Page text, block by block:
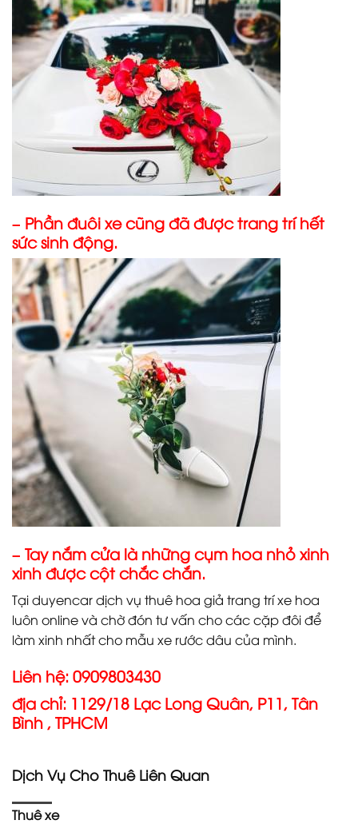
– Phần đuôi xe cũng đã được trang trí hết
sức sinh động.
– Tay nắm cửa là những cụm hoa nhỏ xinh
xinh được cột chắc chắn.
Tại duyencar dịch vụ thuê hoa giả trang trí xe hoa
luôn online và chờ đón tư vấn cho các cặp đôi để
làm xinh nhất cho mẫu xe rước dâu của mình.
Liên hệ: 0909803430
địa chỉ: 1129/18 Lạc Long Quân, P11, Tân
Bình , TPHCM
Dịch Vụ Cho Thuê Liên Quan
Thuê xe